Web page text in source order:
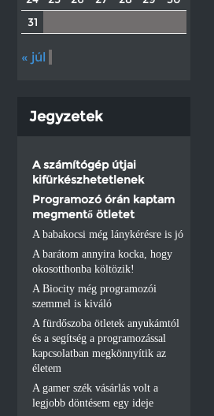
31
« júl
Jegyzetek
A számítógép útjai
kifürkészhetetlenek
Programozó órán kaptam
megmentő ötletet
A babakocsi még lánykérésre is jó
A barátom annyira kocka, hogy
okosotthonba költözik!
A Biocity még programozói
szemmel is kiváló
A fürdőszoba ötletek anyukámtól
és a segítség a programozással
kapcsolatban megkönnyítik az
életem
A gamer szék vásárlás volt a
legjobb döntésem egy ideje